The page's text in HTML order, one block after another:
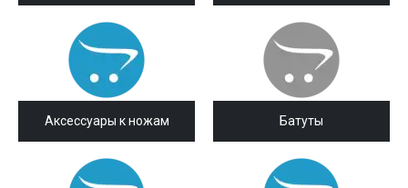
Аксессуары к ножам Батуты